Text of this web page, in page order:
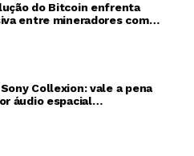
do Bitcoin enfrenta
entre mineradores com
3%
Collexion: vale a pena
áudio espacial